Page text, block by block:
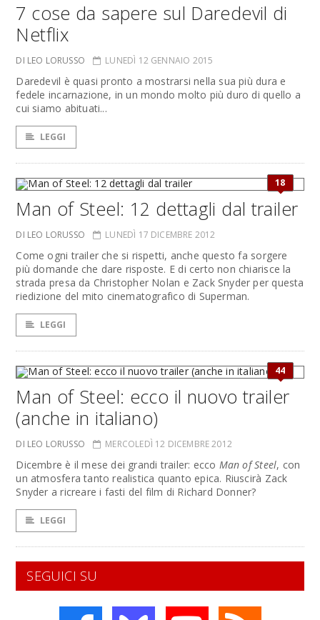
7 cose da sapere sul Daredevil di
Netflix
DI LEO LORUSSO LUNEDÌ 12 GENNAIO 2015
Daredevil è quasi pronto a mostrarsi nella sua più dura e
fedele incarnazione, in un mondo molto più duro di quello a
cui siamo abituati...
LEGGI
18
Man of Steel: 12 dettagli dal trailer
DI LEO LORUSSO LUNEDÌ 17 DICEMBRE 2012
Come ogni trailer che si rispetti, anche questo fa sorgere
più domande che dare risposte. E di certo non chiarisce la
strada presa da Christopher Nolan e Zack Snyder per questa
riedizione del mito cinematografico di Superman.
LEGGI
44
Man of Steel: ecco il nuovo trailer
(anche in italiano)
DI LEO LORUSSO MERCOLEDÌ 12 DICEMBRE 2012
Dicembre è il mese dei grandi trailer: ecco Man of Steel, con
un atmosfera tanto realistica quanto epica. Riuscirà Zack
Snyder a ricreare i fasti del film di Richard Donner?
LEGGI
SEGUICI SU